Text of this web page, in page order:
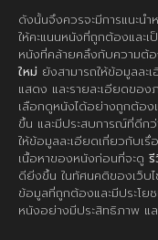
ดังนั้นจึงควรจะมีการแนะน
ให้คะแนนหนังที่ถูกต้องและเ
หนังที่คล้ายคลึงกับความต้
ใหม่ ยังสามารถให้ข้อมูลละ
แสดง และรายละเอียดขอ
เลือกดูหนังได้อย่างถูกต้อง
ขึ้น และมีประสบการณ์ที่ดีก
ให้ข้อมูลละเอียดเกี่ยวกับเ
เนื้อหาของหนังก่อนที่จะดู
ดียิ่งขึ้น ในทัศนคติของเว็บ
ข้อมูลที่ถูกต้องและมีประโย
หนังอย่างมีประสิทธิภาพ แ